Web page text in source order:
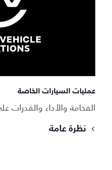
عمليات السيارات الخاصة
الفخامة والأداء
نظرة عامة